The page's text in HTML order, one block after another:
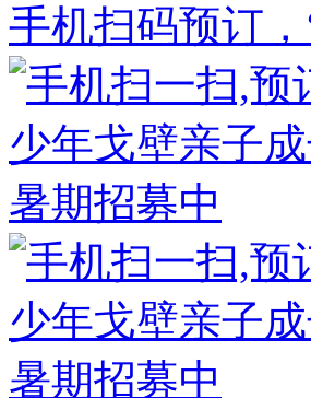
手机扫码预订，